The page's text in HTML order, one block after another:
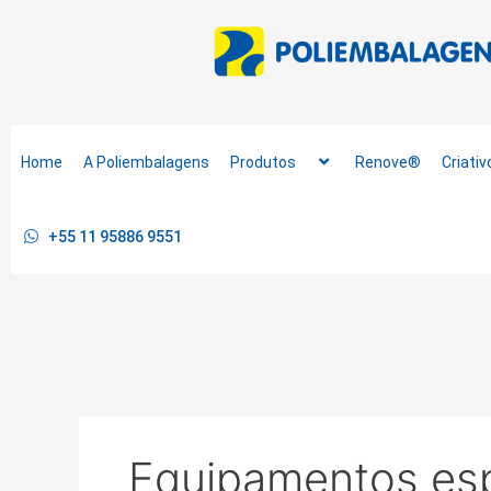
Home A Poliembalagens Produtos Renove®
+55 11 95886 9551
Equipamentos